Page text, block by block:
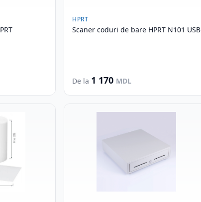
HPRT
Scaner coduri de bare HPRT N101 USB
De la 1 170 MDL